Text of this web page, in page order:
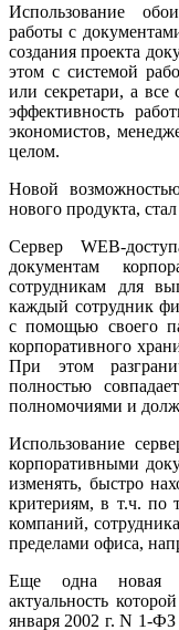
Использование
работы с
создания проекта
этом с системой
или секретари, а
эффективность
экономистов,
целом.
Новой
нового продукта, стал
Сервер WEB-
документам
сотрудникам для
каждый сотрудник
с помощью своего
корпоративного
При этом
полностью
полномочиями и
Использование
корпоративными
изменять, быстро
критериям, в т.ч. по
компаний,
пределами офиса,
Еще одна новая
актуальность
января 2002 г. N 1-